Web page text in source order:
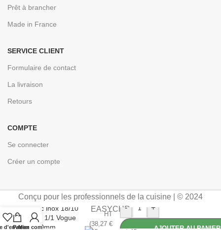
Prêt à brancher
Made in France
SERVICE CLIENT
Formulaire de contact
La livraison
Retours
COMPTE
Se connecter
Créer un compte
Conçu pour les professionnels de la cuisine | © 2024
EASYCHR
d'envies
Panier
Mon compte
Bac inox 18/10
GN 1/1 Vogue
100mm
HT
(38,27 €
- +
AJOUTER AU PANIER